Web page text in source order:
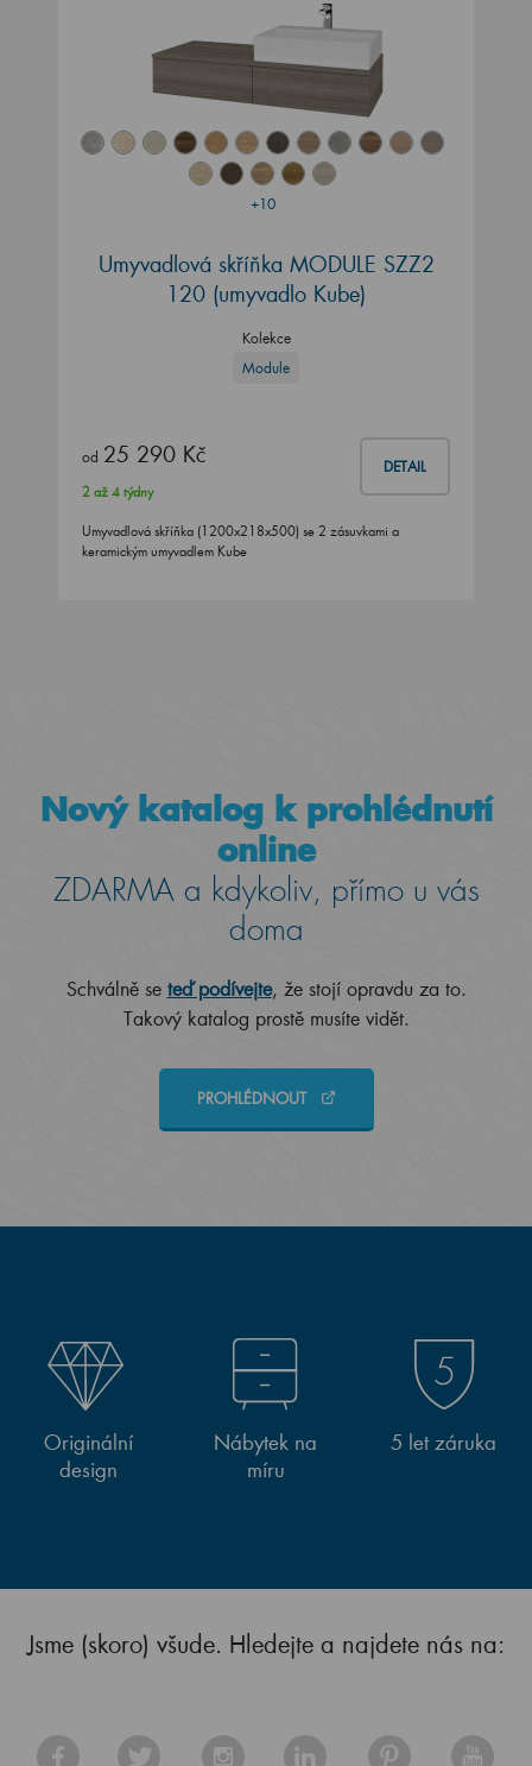
+10
Umyvadlová skříňka MODULE SZZ2
120 (umyvadlo Kube)
Kolekce
Module
od 25 290 Kč DETAIL
2 až 4 týdny
Umyvadlová skříňka (1200x218x500) se 2 zásuvkami a
keramickým umyvadlem Kube
Nový katalog k prohlédnutí
online
ZDARMA a kdykoliv, přímo u vás
doma
Schválně se teď podívejte, že stojí opravdu za to.
Takový katalog prostě musíte vidět.
PROHLÉDNOUT
Originální
design
Nábytek na
míru
5 let záruka
Jsme (skoro) všude. Hledejte a najdete nás na: